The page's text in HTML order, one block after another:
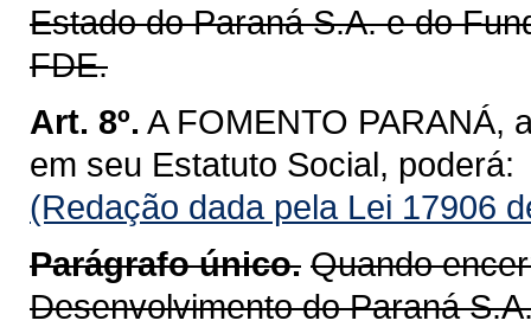
Estado do Paraná S.A. e do
FDE.
Art. 8º. A FOMENTO PARANÁ,
em seu Estatuto Social, poderá:
(Redação dada pela Lei 17906
Parágrafo único. Quando
Desenvolvimento do Paraná